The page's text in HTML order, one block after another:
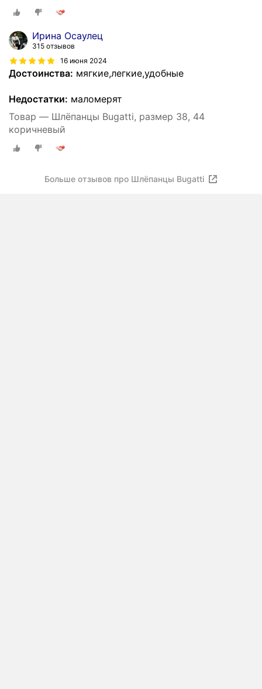
Ирина Осаулец
315 отзывов
16 июня 2024
Достоинства: мягкие,легкие,удобные
Недостатки: маломерят
Товар — Шлёпанцы Bugatti, размер 38, 44
коричневый
Больше отзывов про Шлёпанцы Bugatti